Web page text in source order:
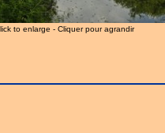
to enlarge - Cliquer pour agrandir